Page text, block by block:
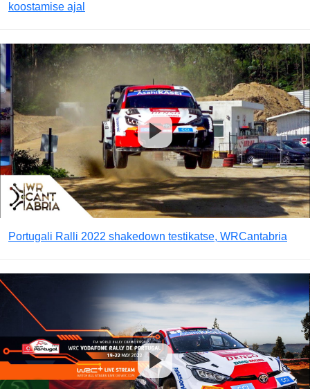
koostamise ajal
Portugali Ralli 2022 shakedown testikatse, WRCantabria